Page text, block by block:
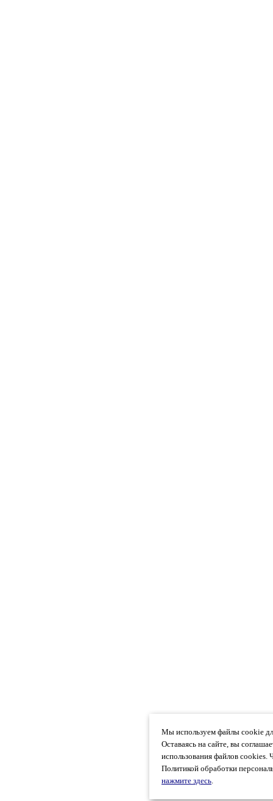
Мы используем файлы cookie
Оставаясь на сайте, вы
использования файлов cookies.
Политикой обработки
нажмите здесь.